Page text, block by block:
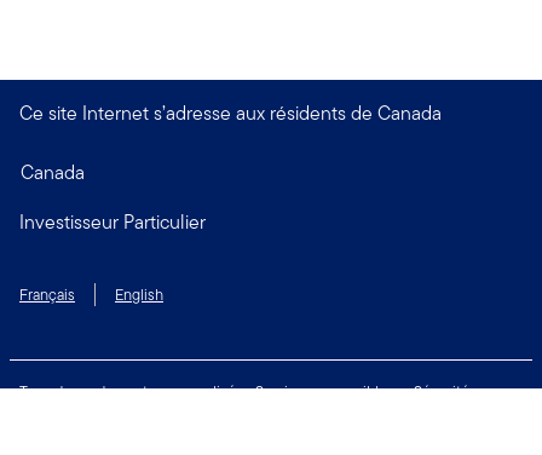
Ce site Internet s’adresse aux résidents de Canada
Canada
Investisseur Particulier
Français English
Taux de rendement personnalisé Services accessibles
Sécurité